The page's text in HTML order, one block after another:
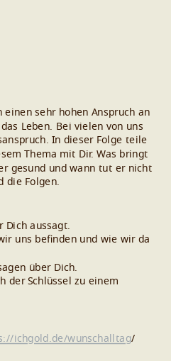
einen sehr hohen Anspruch an
Leben. Bei vielen von uns
In dieser Folge teile
Thema mit Dir. Was bringt
gesund und wann tut er nicht
die Folgen.
Dich aussagt.
uns befinden und wie wir da
über Dich.
der Schlüssel zu einem
ichgold.de/wunschalltag/